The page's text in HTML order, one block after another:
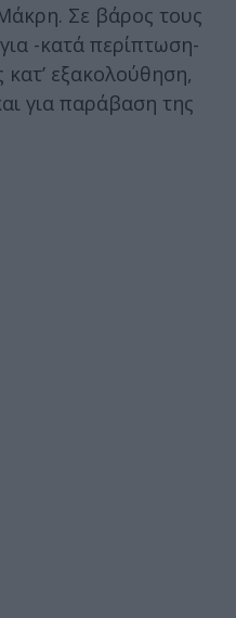
Σε βάρος τους
-κατά περίπτωση-
εξακολούθηση,
για παράβαση της